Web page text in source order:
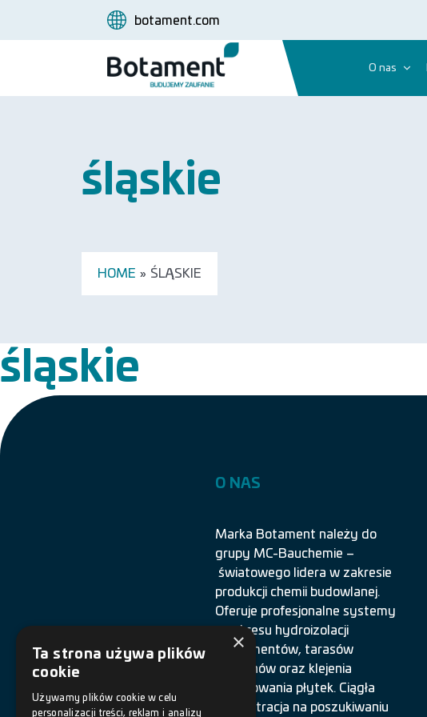
botament.com
O nas
śląskie
HOME » ŚLĄSKIE
śląskie
O NAS
Marka Botament należy do
grupy MC-Bauchemie –
światowego lidera w zakresie
produkcji chemii budowlanej.
Oferuje profesjonalne systemy
z zakresu hydroizolacji
fundamentów, tarasów
i balkonów oraz klejenia
i spoinowania płytek. Ciągła
koncentracja na poszukiwaniu
×
Ta strona używa plików
cookie
Używamy plików cookie w celu
personalizacji treści, reklam i analizy